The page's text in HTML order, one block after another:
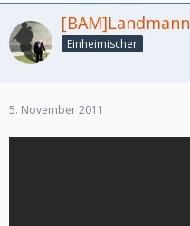
[BAM]Landmann
Einheimischer
5. November 2011